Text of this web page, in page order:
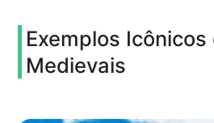
Exemplos
Medievais